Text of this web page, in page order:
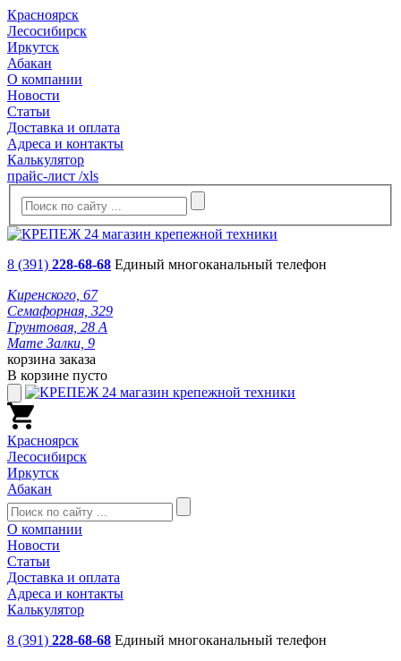
Красноярск
Лесосибирск
Иркутск
Абакан
О компании
Новости
Статьи
Доставка и оплата
Адреса и контакты
Калькулятор
прайс-лист /xls
8 (391) 228-68-68 Единый многоканальный телефон
Киренского, 67
Семафорная, 329
Грунтовая, 28 А
Мате Залки, 9
корзина заказа
В корзине пусто
Красноярск
Лесосибирск
Иркутск
Абакан
О компании
Новости
Статьи
Доставка и оплата
Адреса и контакты
Калькулятор
8 (391) 228-68-68 Единый многоканальный телефон